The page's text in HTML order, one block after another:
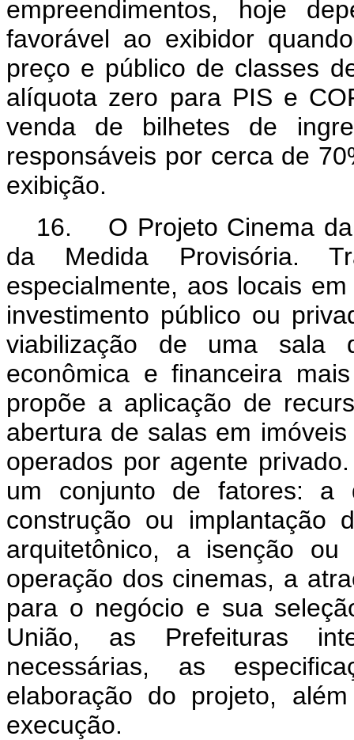
empreendimentos, hoje
favorável ao exibidor
preço e público de classes
alíquota zero para PIS e
venda de bilhetes de
responsáveis por cerca de
exibição.
16. O Projeto Cinema da
da Medida Provisória.
especialmente, aos locais
investimento público ou
viabilização de uma sala
econômica e financeira
propõe a aplicação de
abertura de salas em
operados por agente
um conjunto de fatores: a
construção ou implantação
arquitetônico, a isenção
operação dos cinemas, a
para o negócio e sua
União, as Prefeituras
necessárias, as
elaboração do projeto,
execução.